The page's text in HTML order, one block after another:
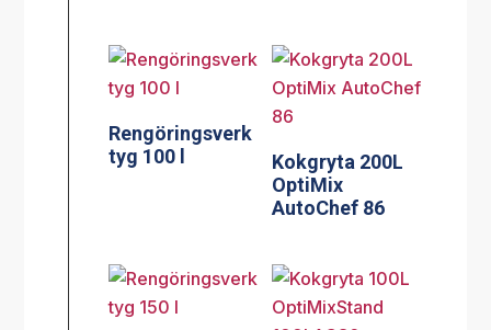
Rengöringsverk
tyg 100 l
Kokgryta 200L
OptiMix
AutoChef 86